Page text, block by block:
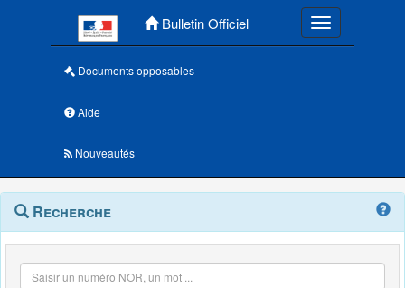
Bulletin Officiel Toggle
Documents opposables
Aide
Nouveautés
Navigation
outils
Menu
contextuel
Recherche